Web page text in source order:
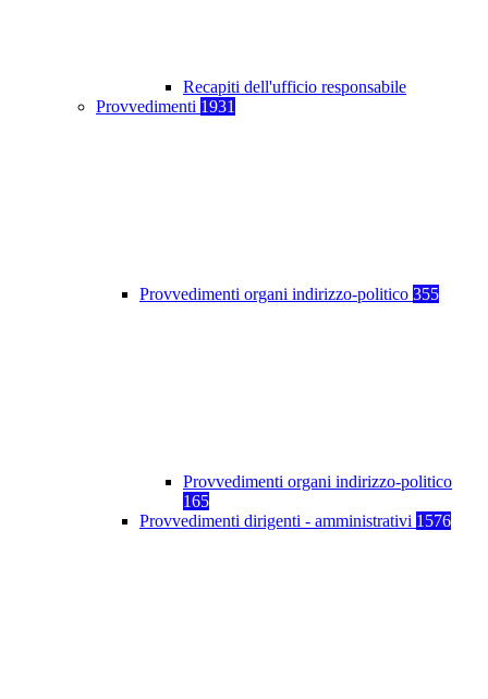
Recapiti dell'ufficio responsabile
Provvedimenti 1931
Provvedimenti organi indirizzo-politico 355
Provvedimenti organi indirizzo-politico
165
Provvedimenti dirigenti - amministrativi 1576